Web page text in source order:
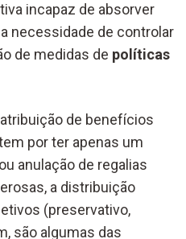
incapaz de absorver
necessidade de controlar
de medidas de políticas
de benefícios
por ter apenas um
anulação de regalias
a distribuição
(preservativo,
são algumas das